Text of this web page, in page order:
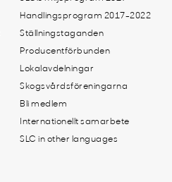
Handlingsprogram 2017-2022
Ställningstaganden
Producentförbunden
Lokalavdelningar
Skogsvårdsföreningarna
Bli medlem
Internationellt samarbete
SLC in other languages